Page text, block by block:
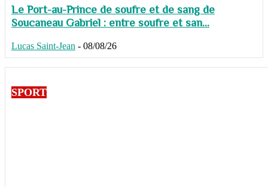
Le Port-au-Prince de soufre et de sang de
Soucaneau Gabriel : entre soufre et san...
Lucas Saint-Jean - 08/08/26
SPORT